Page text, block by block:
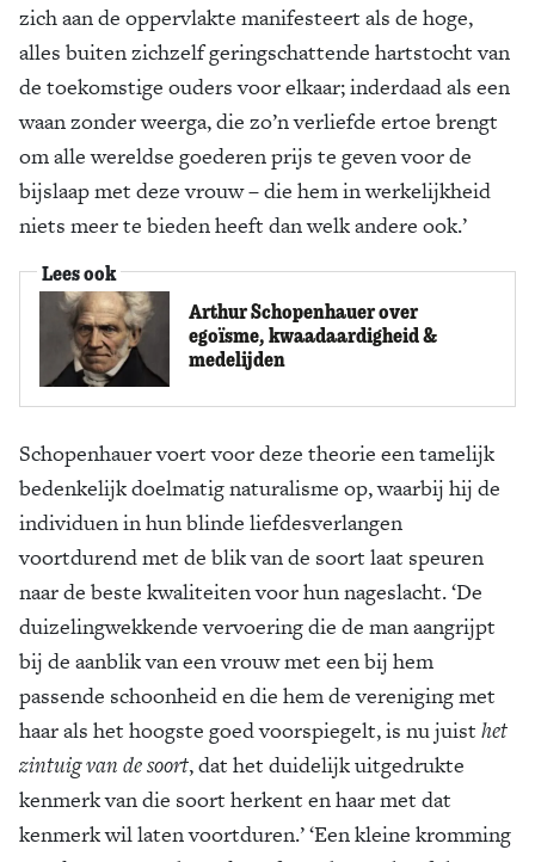
zich aan de oppervlakte manifesteert als de hoge,
alles buiten zichzelf geringschattende hartstocht van
de toekomstige ouders voor elkaar; inderdaad als een
waan zonder weerga, die zo’n verliefde ertoe brengt
om alle wereldse goederen prijs te geven voor de
bijslaap met deze vrouw – die hem in werkelijkheid
niets meer te bieden heeft dan welk andere ook.’
Lees ook
Arthur Schopenhauer over
egoïsme, kwaadaardigheid &
medelijden
Schopenhauer voert voor deze theorie een tamelijk
bedenkelijk doelmatig naturalisme op, waarbij hij de
individuen in hun blinde liefdesverlangen
voortdurend met de blik van de soort laat speuren
naar de beste kwaliteiten voor hun nageslacht. ‘De
duizelingwekkende vervoering die de man aangrijpt
bij de aanblik van een vrouw met een bij hem
passende schoonheid en die hem de vereniging met
haar als het hoogste goed voorspiegelt, is nu juist het
zintuig van de soort, dat het duidelijk uitgedrukte
kenmerk van die soort herkent en haar met dat
kenmerk wil laten voortduren.’ ‘Een kleine kromming